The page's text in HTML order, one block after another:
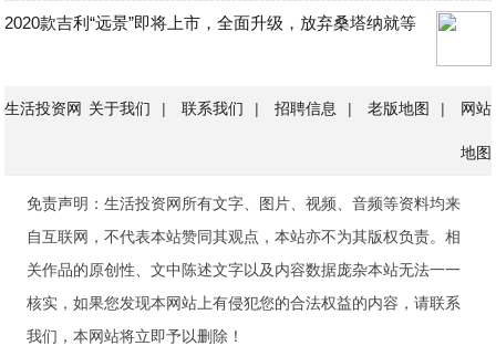
2020款吉利“远景”即将上市，全面升级，放弃桑塔纳就等
生活投资网 关于我们 | 联系我们 | 招聘信息 | 老版地图 | 网站
地图
免责声明：生活投资网所有文字、图片、视频、音频等资料均来
自互联网，不代表本站赞同其观点，本站亦不为其版权负责。相
关作品的原创性、文中陈述文字以及内容数据庞杂本站无法一一
核实，如果您发现本网站上有侵犯您的合法权益的内容，请联系
我们，本网站将立即予以删除！